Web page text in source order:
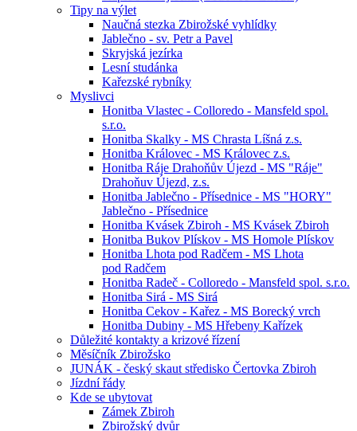
Tipy na výlet
Naučná stezka Zbirožské vyhlídky
Jablečno - sv. Petr a Pavel
Skryjská jezírka
Lesní studánka
Kařezské rybníky
Myslivci
Honitba Vlastec - Colloredo - Mansfeld spol.
s.r.o.
Honitba Skalky - MS Chrasta Líšná z.s.
Honitba Královec - MS Královec z.s.
Honitba Ráje Drahoňův Újezd - MS "Ráje"
Drahoňuv Újezd, z.s.
Honitba Jablečno - Přísednice - MS "HORY"
Jablečno - Přísednice
Honitba Kvásek Zbiroh - MS Kvásek Zbiroh
Honitba Bukov Plískov - MS Homole Plískov
Honitba Lhota pod Radčem - MS Lhota
pod Radčem
Honitba Radeč - Colloredo - Mansfeld spol. s.r.o.
Honitba Sirá - MS Sirá
Honitba Cekov - Kařez - MS Borecký vrch
Honitba Dubiny - MS Hřebeny Kařízek
Důležité kontakty a krizové řízení
Měsíčník Zbirožsko
JUNÁK - český skaut středisko Čertovka Zbiroh
Jízdní řády
Kde se ubytovat
Zámek Zbiroh
Zbirožský dvůr